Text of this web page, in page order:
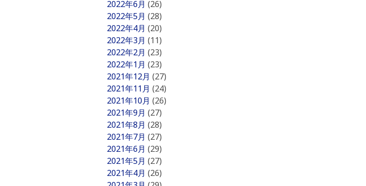
2022年6月 (26)
2022年5月 (28)
2022年4月 (20)
2022年3月 (11)
2022年2月 (23)
2022年1月 (23)
2021年12月 (27)
2021年11月 (24)
2021年10月 (26)
2021年9月 (27)
2021年8月 (28)
2021年7月 (27)
2021年6月 (29)
2021年5月 (27)
2021年4月 (26)